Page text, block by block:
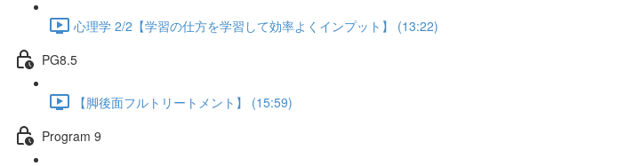
心理学 2/2【学習の仕方を学習して効率よくインプット】 (13:22)
PG8.5
【脚後面フルトリートメント】 (15:59)
Program 9